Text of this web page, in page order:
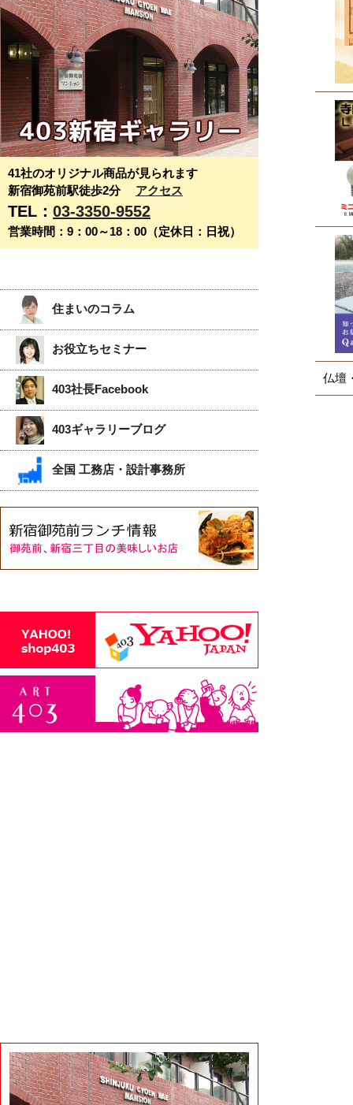
41社のオリジナル商品が見られます
新宿御苑前駅徒歩2分 アクセス
TEL： 03-3350-9552
営業時間：9：00～18：00（定休日：日祝）
住まいのコラム
お役立ちセミナー
403社長Facebook
403ギャラリーブログ
全国 工務店・設計事務所
仏